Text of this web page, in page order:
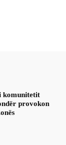
komunitetit
provokon